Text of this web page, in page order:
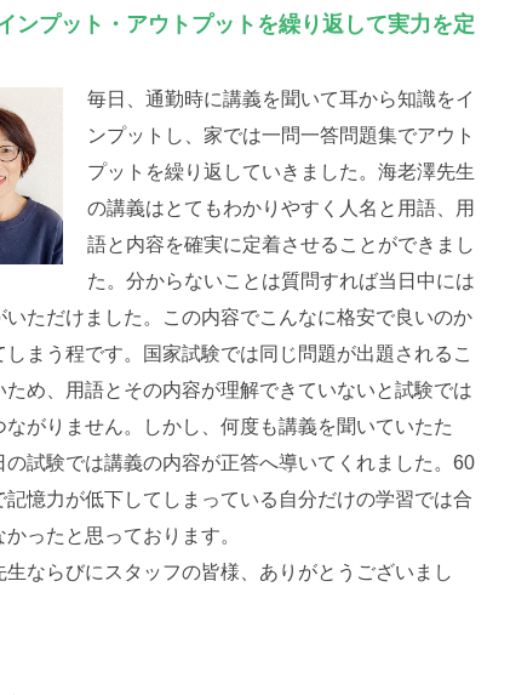
ンプット・アウトプットを繰り返して実力を定
毎日、通勤時に講義を聞いて耳から知識をイ
ンプットし、家では一問一答問題集でアウト
プットを繰り返していきました。海老澤先生
の講義はとてもわかりやすく人名と用語、用
語と内容を確実に定着させることができまし
た。分からないことは質問すれば当日中には
いただけました。この内容でこんなに格安で良いのか
しまう程です。国家試験では同じ問題が出題されるこ
ため、用語とその内容が理解できていないと試験では
ながりません。しかし、何度も講義を聞いていたた
の試験では講義の内容が正答へ導いてくれました。60
記憶力が低下してしまっている自分だけの学習では合
かったと思っております。
生ならびにスタッフの皆様、ありがとうございまし